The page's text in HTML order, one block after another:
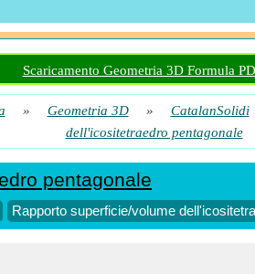
volume dell'icositetraedro
volume dell'icositetraedro
volume dell'icositetraedro
Scaricamento Geometria 3D Formula
» Geometria 3D » CatalanSolidi
dell'icositetraedro pentagonale
pentagonale
Rapporto superficie/volume